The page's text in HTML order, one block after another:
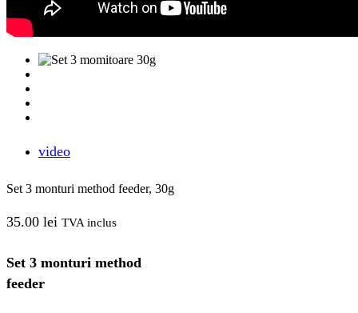
video
Set 3 monturi method feeder, 30g
35.00 lei TVA inclus
Set 3 monturi method
feeder